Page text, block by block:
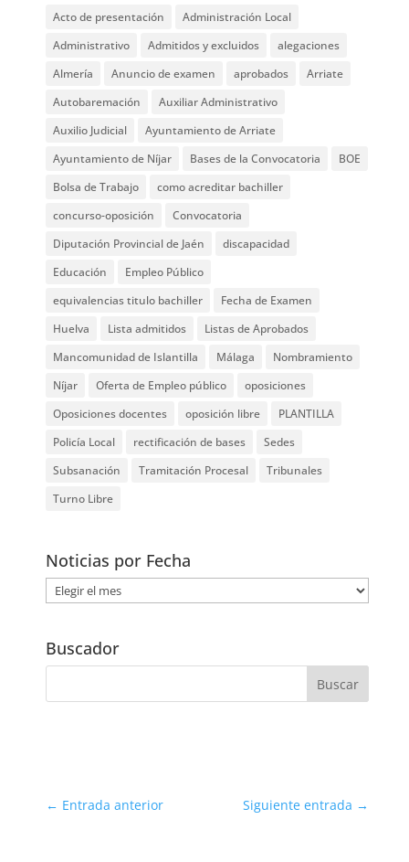
Acto de presentación
Administración Local
Administrativo
Admitidos y excluidos
alegaciones
Almería
Anuncio de examen aprobados
Arriate
Autobaremación
Auxiliar Administrativo
Auxilio Judicial
Ayuntamiento de Arriate
Ayuntamiento de Níjar
Bases de la Convocatoria
BOE
Bolsa de Trabajo
como acreditar bachiller
concurso-oposición
Convocatoria
Diputación Provincial de Jaén
discapacidad
Educación
Empleo Público
equivalencias titulo bachiller
Fecha de Examen
Huelva
Lista admitidos
Listas de Aprobados
Mancomunidad de Islantilla
Málaga
Nombramiento
Níjar
Oferta de Empleo público
oposiciones
Oposiciones docentes
oposición libre
PLANTILLA
Policía Local
rectificación de bases
Sedes
Subsanación
Tramitación Procesal
Tribunales
Turno Libre
Noticias por Fecha
Noticias
por
Buscador
← Entrada anterior Siguiente entrada →